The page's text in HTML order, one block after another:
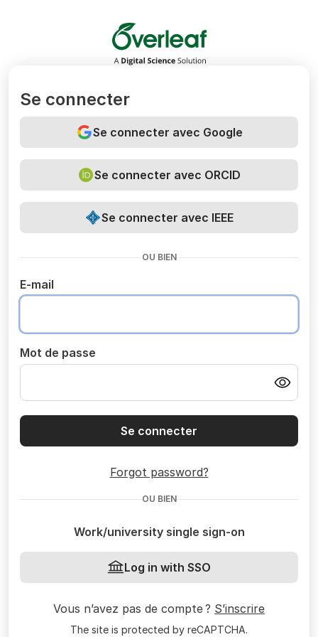
Overleaf
Se connecter
Se connecter avec Google
Se connecter avec ORCID
Se connecter avec IEEE
OU BIEN
E-mail
Mot de passe
Se connecter
Forgot password?
OU BIEN
Work/university single sign-on
Log in with SSO
Vous n’avez pas de compte ? S’inscrire
The site is protected by reCAPTCHA.